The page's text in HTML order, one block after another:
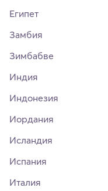
Египет
Замбия
Зимбабве
Индия
Индонезия
Иордания
Исландия
Испания
Италия